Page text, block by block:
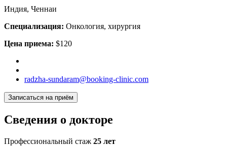
Индия, Ченнаи
Специализация: Онкология, хирургия
Цена приема: $120
radzha-sundaram@booking-clinic.com
Записаться на приём
Сведения о докторе
Профессиональный стаж 25 лет